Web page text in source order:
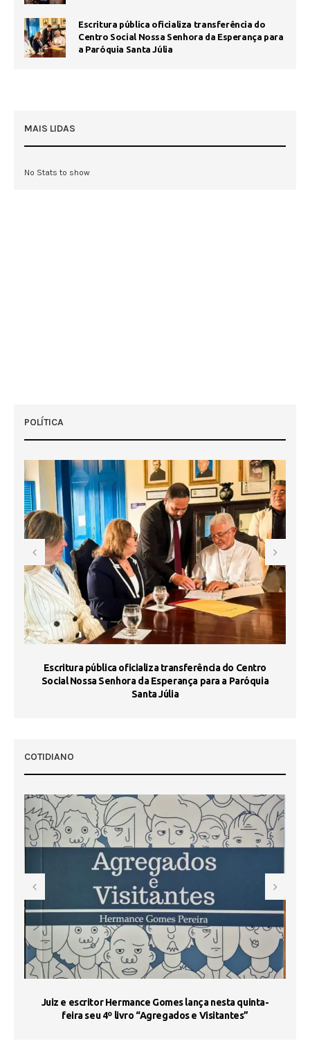
Escritura pública oficializa transferência do
Centro Social Nossa Senhora da Esperança para
a Paróquia Santa Júlia
MAIS LIDAS
No Stats to show
POLÍTICA
Escritura pública oficializa transferência do Centro
Social Nossa Senhora da Esperança para a Paróquia
Santa Júlia
COTIDIANO
Juiz e escritor Hermance Gomes lança nesta quinta-
feira seu 4º livro “Agregados e Visitantes”